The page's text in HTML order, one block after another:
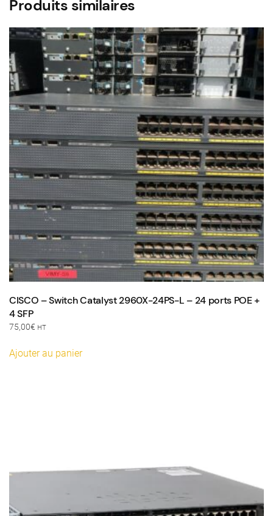
Produits similaires
CISCO – Switch Catalyst 2960X-24PS-L – 24 ports POE +
4 SFP
75,00€ HT
Ajouter au panier